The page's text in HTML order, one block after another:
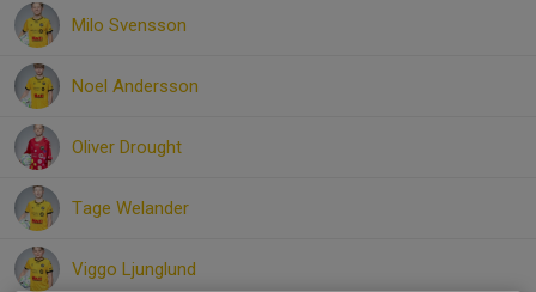
Milo Svensson
Noel Andersson
Oliver Drought
Tage Welander
Viggo Ljunglund